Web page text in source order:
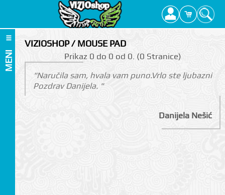
MENI
VIZIOSHOP / MOUSE PAD
Prikаz 0 do 0 оd 0. (0 Strаnicе)
"Naručila sam, hvala vam puno.Vrlo ste ljubazni
Pozdrav Danijela. "
Danijela Nešić